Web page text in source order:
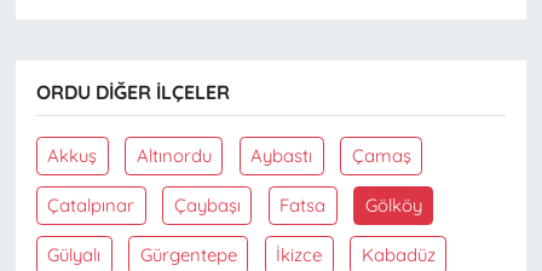
ORDU DIĞER İLÇELER
Akkuş Altınordu Aybastı Çamaş
Çatalpınar Çaybaşı Fatsa Gölköy
Gülyalı Gürgentepe İkizce Kabadüz